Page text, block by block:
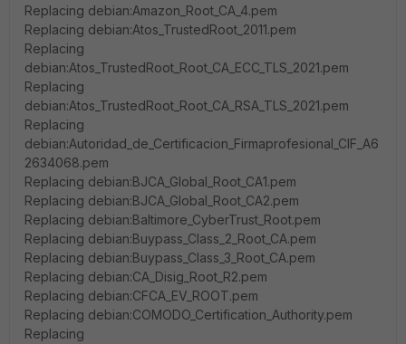
Replacing debian:Amazon_Root_CA_4.pem
Replacing debian:Atos_TrustedRoot_2011.pem
Replacing
debian:Atos_TrustedRoot_Root_CA_ECC_TLS_2021.pem
Replacing
debian:Atos_TrustedRoot_Root_CA_RSA_TLS_2021.pem
Replacing
debian:Autoridad_de_Certificacion_Firmaprofesional_CIF_A6
2634068.pem
Replacing debian:BJCA_Global_Root_CA1.pem
Replacing debian:BJCA_Global_Root_CA2.pem
Replacing debian:Baltimore_CyberTrust_Root.pem
Replacing debian:Buypass_Class_2_Root_CA.pem
Replacing debian:Buypass_Class_3_Root_CA.pem
Replacing debian:CA_Disig_Root_R2.pem
Replacing debian:CFCA_EV_ROOT.pem
Replacing debian:COMODO_Certification_Authority.pem
Replacing